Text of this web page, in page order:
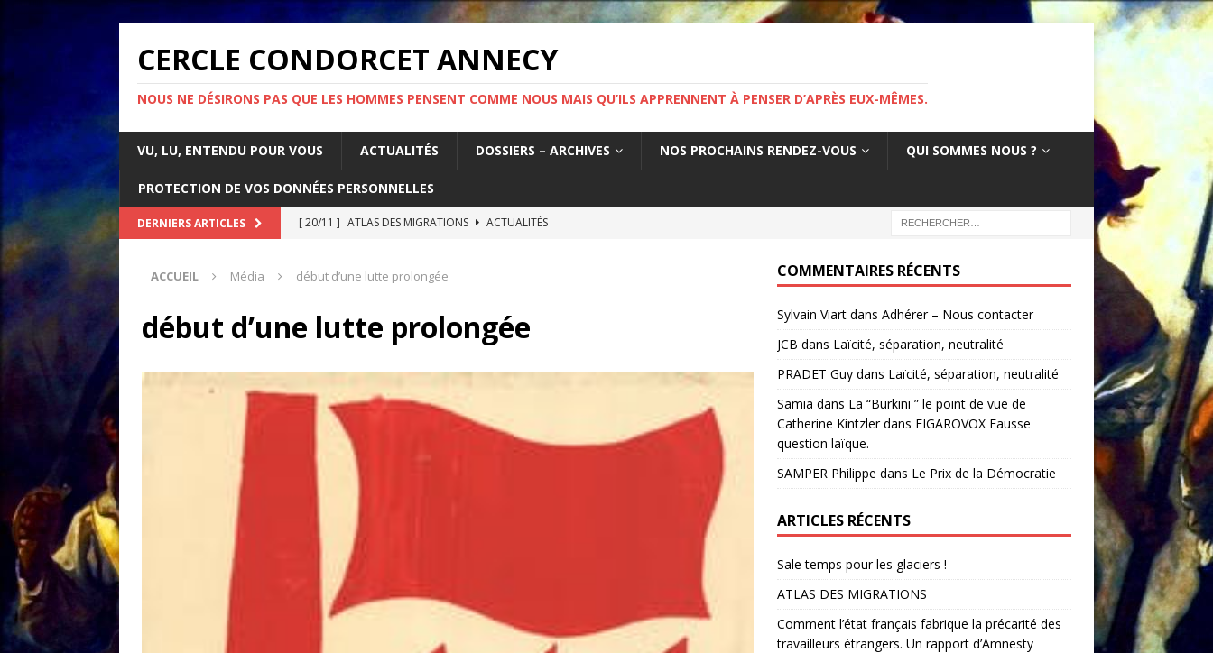
CERCLE CONDORCET ANNECY
NOUS NE DÉSIRONS PAS QUE LES HOMMES PENSENT COMME NOUS MAIS QU’ILS APPRENNENT À PENSER D’APRÈS EUX-MÊMES.
VU, LU, ENTENDU POUR VOUS ACTUALITÉS DOSSIERS – ARCHIVES NOS PROCHAINS RENDEZ-VOUS QUI SOMMES NOUS ?
PROTECTION DE VOS DONNÉES PERSONNELLES
DERNIERS ARTICLES [ 20/11 ] ATLAS DES MIGRATIONS
ACTUALITÉS
rapport d’Amnesty France.
[ 21/10 ]
PARLONS IMMIGRATION ! Mercredi 19 novembre 19h Salle Yvette Martinet
[ 05/05 ] La guerre de l’information.
ACTUALITÉS
[ 18/01 ] Sale temps pour les glaciers !
ACCUEIL Média début d’une lutte prolongée
début d’une lutte prolongée
COMMENTAIRES RÉCENTS
Sylvain Viartdans Adhérer – Nous contacter
JCB dans Laïcité, séparation, neutralité
PRADET Guydans Laïcité, séparation, neutralité
Samia dans La “Burkini ” le point de vue de
Catherine Kintzler dans FIGAROVOX Fausse
question laïque.
SAMPER Philippe dans Le Prix de la Démocratie
ARTICLES RÉCENTS
Sale temps pour les glaciers !
ATLAS DES MIGRATIONS
Comment l’état français fabrique la précarité des
travailleurs étrangers. Un rapport d’Amnesty